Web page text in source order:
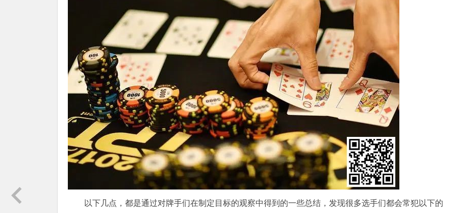
以下几点，都是通过对牌手们在制定目标的观察中得到的一些总结，发现很多选手们都会常犯以下的